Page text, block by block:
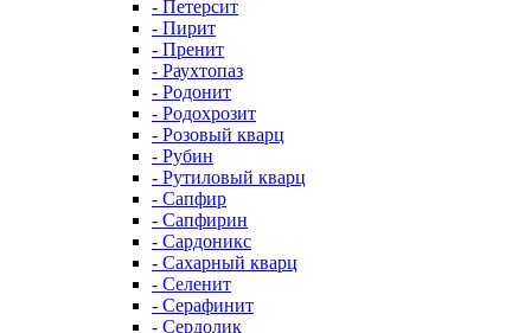
- Петерсит
- Пирит
- Пренит
- Раухтопаз
- Родонит
- Родохрозит
- Розовый кварц
- Рубин
- Рутиловый кварц
- Сапфир
- Сапфирин
- Сардоникс
- Сахарный кварц
- Селенит
- Серафинит
- Сердолик